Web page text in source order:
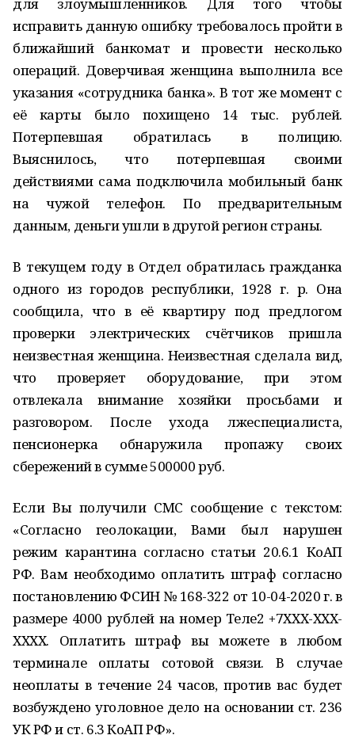
исправить данную ошибку требовалось пройти в
ближайший банкомат и провести несколько
операций. Доверчивая женщина выполнила все
указания «сотрудника банка». В тот же момент с
её карты было похищено 14 тыс. рублей.
Потерпевшая обратилась в полицию.
Выяснилось, что потерпевшая своими
действиями сама подключила мобильный банк
на чужой телефон. По предварительным
данным, деньги ушли в другой регион страны.
В текущем году в Отдел обратилась гражданка
одного из городов республики, 1928 г. р. Она
сообщила, что в её квартиру под предлогом
проверки электрических счётчиков пришла
неизвестная женщина. Неизвестная сделала вид,
что проверяет оборудование, при этом
отвлекала внимание хозяйки просьбами и
разговором. После ухода лжеспециалиста,
пенсионерка обнаружила пропажу своих
сбережений в сумме 500000 руб.
Если Вы получили СМС сообщение с текстом:
«Согласно геолокации, Вами был нарушен
режим карантина согласно статьи 20.6.1 КоАП
РФ. Вам необходимо оплатить штраф согласно
постановлению ФСИН № 168-322 от 10-04-2020 г. в
размере 4000 рублей на номер Теле2 +7ХХХ-ХХХ-
ХХХХ. Оплатить штраф вы можете в любом
терминале оплаты сотовой связи. В случае
неоплаты в течение 24 часов, против вас будет
возбуждено уголовное дело на основании ст. 236
УК РФ и ст. 6.3 КоАП РФ».